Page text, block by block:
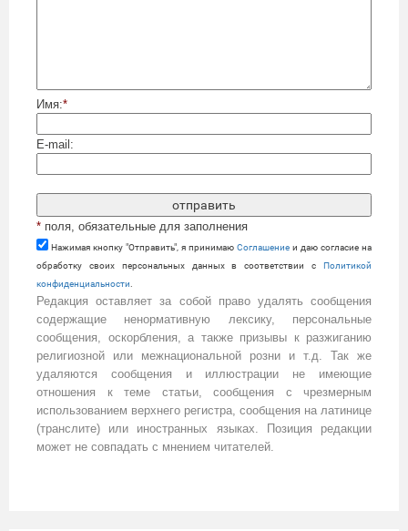
Имя:*
E-mail:
* поля, обязательные для заполнения
Нажимая кнопку "Отправить", я принимаю Cоглашение и даю согласие на
обработку своих персональных данных в соответствии с Политикой
конфиденциальности
Редакция оставляет за собой право удалять сообщения
содержащие ненормативную лексику, персональные
сообщения, оскорбления, а также призывы к разжиганию
религиозной или межнациональной розни и т.д. Так же
удаляются сообщения и иллюстрации не имеющие
отношения к теме статьи, сообщения с чрезмерным
использованием верхнего регистра, сообщения на латинице
(транслите) или иностранных языках. Позиция редакции
может не совпадать с мнением читателей.